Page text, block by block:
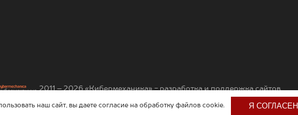
2011– 2026«Кибермеханика» - разработка и поддержка сайтов
наш сайт, вы даете согласие на обработку файлов cookie. Я СОГЛАСЕН